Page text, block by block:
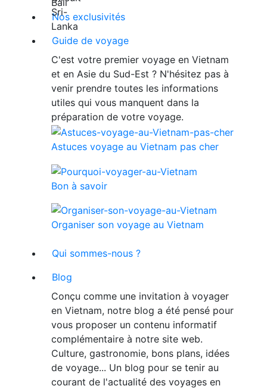
Nos exclusivités
Guide de voyage
C'est votre premier voyage en Vietnam
et en Asie du Sud-Est ? N'hésitez pas à
venir prendre toutes les informations
utiles qui vous manquent dans la
préparation de votre voyage.
Astuces voyage au Vietnam pas cher
Bon à savoir
Organiser son voyage au Vietnam
Qui sommes-nous ?
Blog
Conçu comme une invitation à voyager
en Vietnam, notre blog a été pensé pour
vous proposer un contenu informatif
complémentaire à notre site web.
Culture, gastronomie, bons plans, idées
de voyage... Un blog pour se tenir au
courant de l'actualité des voyages en